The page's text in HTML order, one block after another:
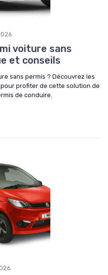
voiture sans
et conseils
sans permis ? Découvrez les
profiter de cette solution de
de conduire.